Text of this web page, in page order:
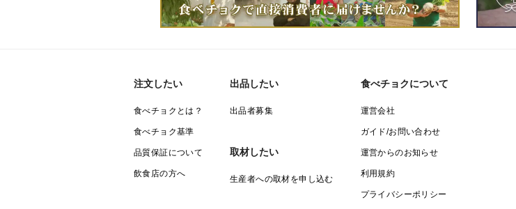
注文したい
食べチョクとは？
食べチョク基準
品質保証について
飲食店の方へ
出品したい
出品者募集
取材したい
生産者への取材を申し込む
食べチョクについて
運営会社
ガイド/お問い合わせ
運営からのお知らせ
利用規約
プライバシーポリシー